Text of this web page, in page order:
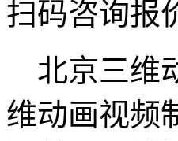
扫码咨询报
北京三维
维动画视频